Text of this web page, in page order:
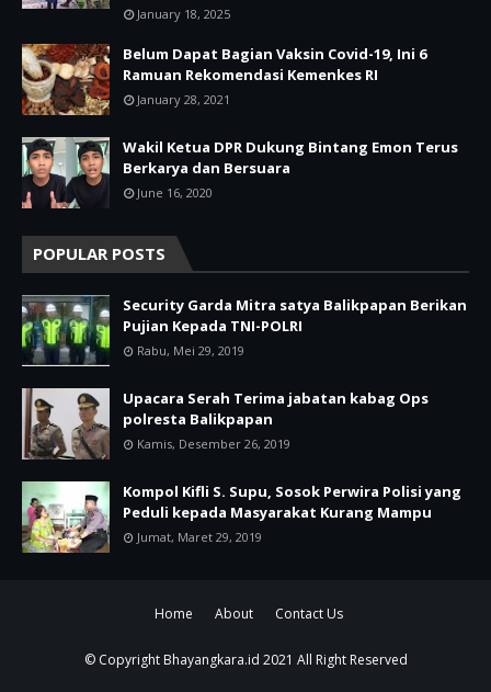
January 18, 2025
Belum Dapat Bagian Vaksin Covid-19, Ini 6
Ramuan Rekomendasi Kemenkes RI
January 28, 2021
Wakil Ketua DPR Dukung Bintang Emon Terus
Berkarya dan Bersuara
June 16, 2020
POPULAR POSTS
Security Garda Mitra satya Balikpapan Berikan
Pujian Kepada TNI-POLRI
Rabu, Mei 29, 2019
Upacara Serah Terima jabatan kabag Ops
polresta Balikpapan
Kamis, Desember 26, 2019
Kompol Kifli S. Supu, Sosok Perwira Polisi yang
Peduli kepada Masyarakat Kurang Mampu
Jumat, Maret 29, 2019
Home About Contact Us
© Copyright Bhayangkara.id 2021 All Right Reserved